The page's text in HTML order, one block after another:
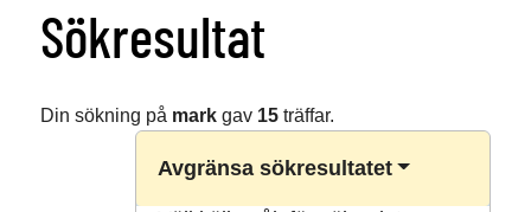
Sökresultat
Din sökning på markgav 15träffar.
Avgränsa sökresultatet